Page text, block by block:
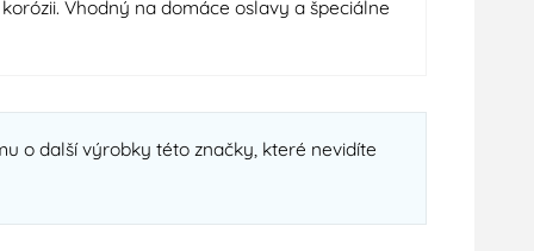
Vhodný na domáce oslavy a špeciálne
o další výrobky této značky, které nevidíte